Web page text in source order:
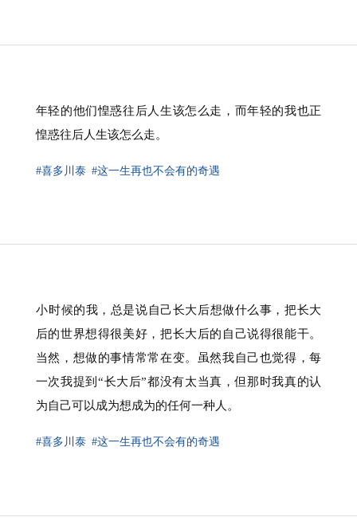
年轻的他们惶惑往后人生该怎么走，而年轻的我也正
惶惑往后人生该怎么走。
#喜多川泰 #这一生再也不会有的奇遇
⁠小时候的我，总是说自己长大后想做什么事，把长大
后的世界想得很美好，把长大后的自己说得很能干。
当然，想做的事情常常在变。虽然我自己也觉得，每
一次我提到“长大后”都没有太当真，但那时我真的认
为自己可以成为想成为的任何一种人。
#喜多川泰 #这一生再也不会有的奇遇